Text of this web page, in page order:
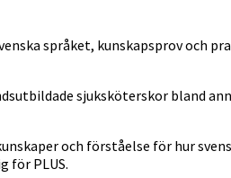
språket, kunskapsprov
sjuksköterskor bland
och förståelse för hur
för PLUS.